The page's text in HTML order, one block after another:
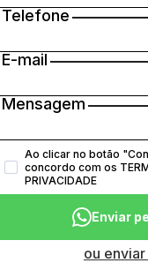
Telefone
E-mail
Mensagem
Ao clicar no botão "
concordo com os
PRIVACIDADE
Enviar
ou